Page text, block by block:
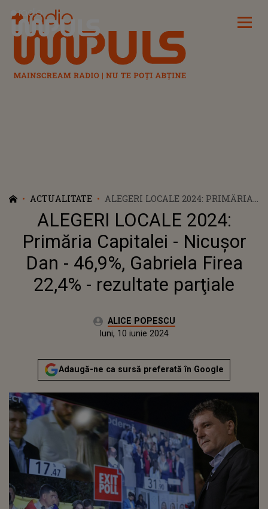
Radio Impuls
ACTUALITATE
ALEGERI LOCALE 2024: PRIMĂRIA
CAPITALEI - NICUŞOR DAN - 46,9%,
GABRIELA FIREA 22,4% -
REZULTATE PARŢIALE
ALEGERI LOCALE 2024:
Primăria Capitalei - Nicuşor
Dan - 46,9%, Gabriela Firea
22,4% - rezultate parţiale
Autor:ALICE POPESCU
Publicat:
luni, 10 iunie 2024
Adaugă-ne ca sursă preferată în Google